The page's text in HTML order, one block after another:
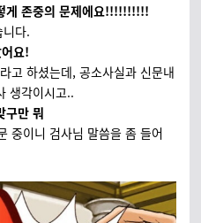
게 존중의 문제에요!!!!!!!!!!
다.
요!
고 하셨는데, 공소사실과 신문내
생각이시고..
구만 뭐
중이니 검사님 말씀을 좀 들어